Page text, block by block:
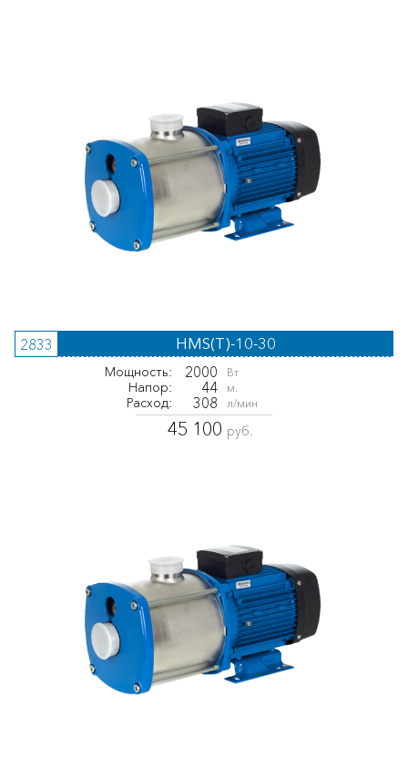
2833 HMS(T)-10-30
Мощность: 2000 Вт
Напор: 44 м.
Расход: 308 л/мин
45 100 руб.